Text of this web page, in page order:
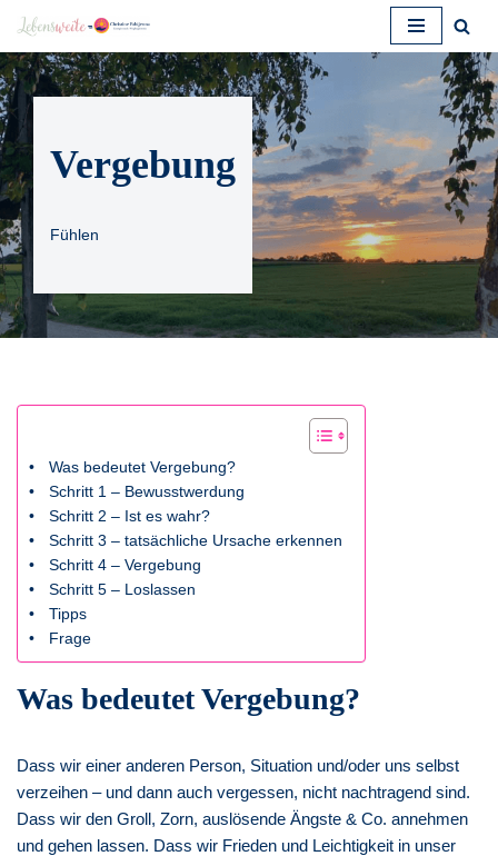
Zum
Inhalt
springen
Vergebung
Fühlen
Was bedeutet Vergebung?
Schritt 1 – Bewusstwerdung
Schritt 2 – Ist es wahr?
Schritt 3 – tatsächliche Ursache erkennen
Schritt 4 – Vergebung
Schritt 5 – Loslassen
Tipps
Frage
Was bedeutet Vergebung?
Dass wir einer anderen Person, Situation und/oder uns selbst
verzeihen – und dann auch vergessen, nicht nachtragend sind.
Dass wir den Groll, Zorn, auslösende Ängste & Co. annehmen
und gehen lassen. Dass wir Frieden und Leichtigkeit in unser